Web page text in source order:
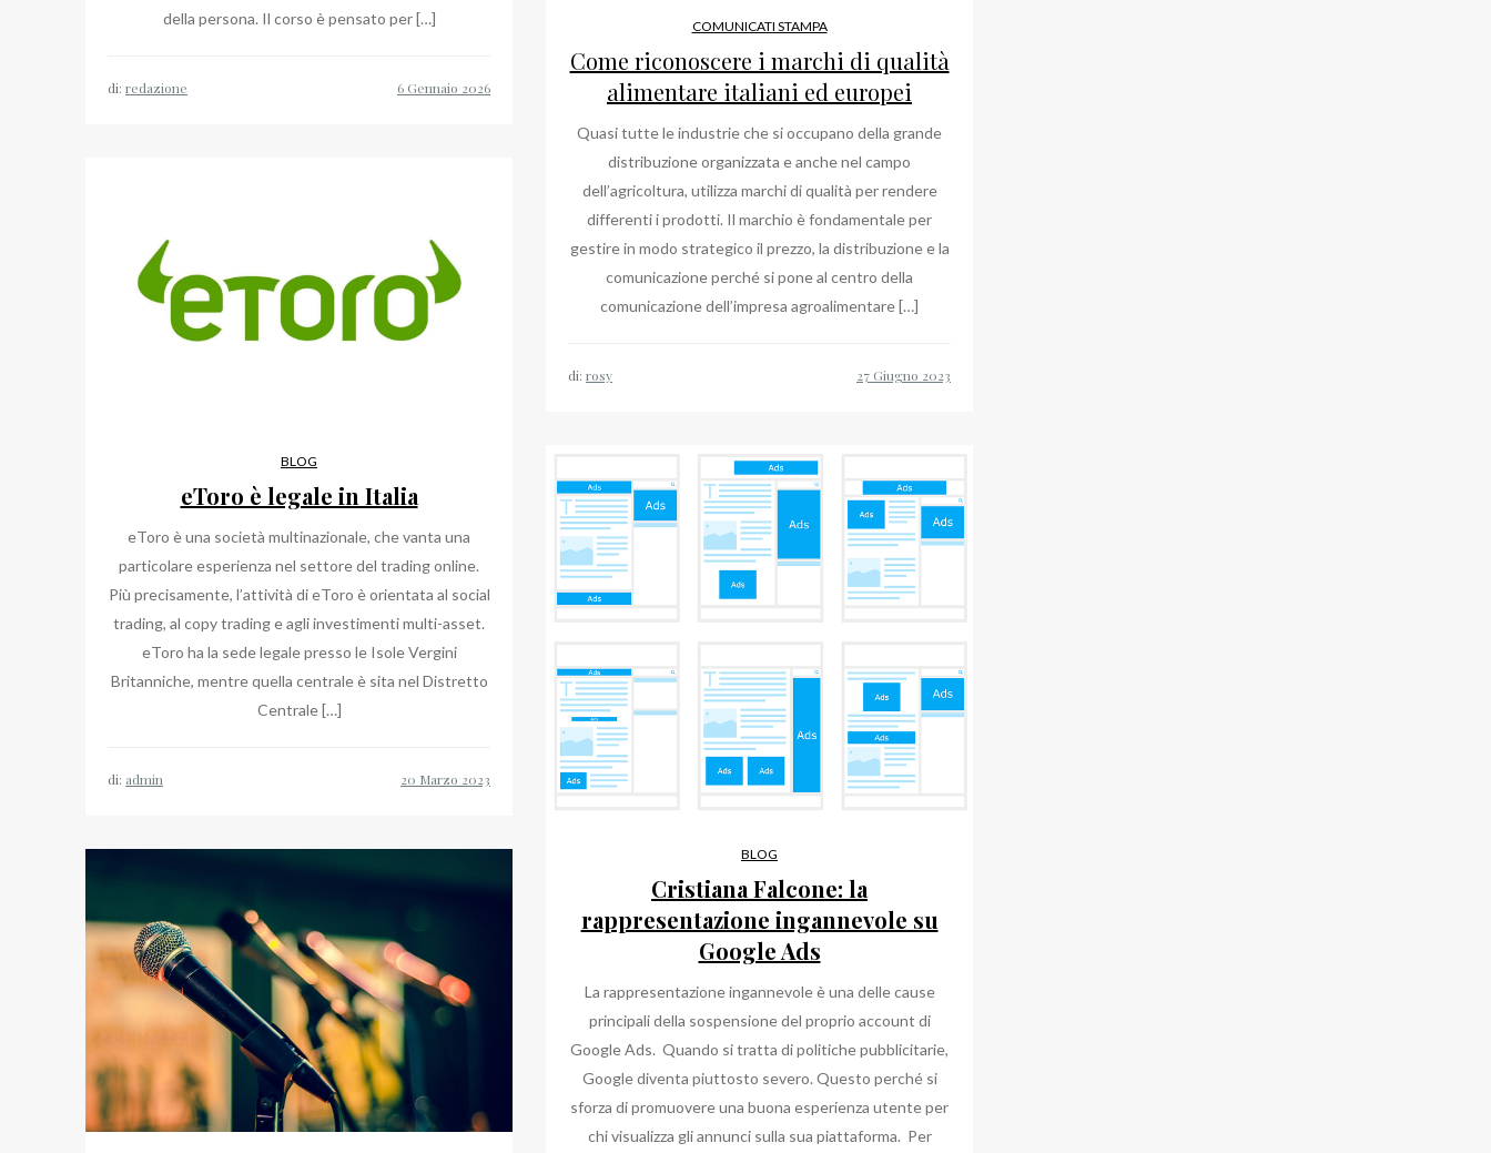
della persona. Il corso è pensato per […]
di: redazione
COMUNICATI STAMPA
Come riconoscere i marchi di qualità
alimentare italiani ed europei
Quasi tutte le industrie che si occupano della grande
distribuzione organizzata e anche nel campo
dell’agricoltura, utilizza marchi di qualità per rendere
differenti i prodotti. Il marchio è fondamentale per
gestire in modo strategico il prezzo, la distribuzione e la
comunicazione perché si pone al centro della
comunicazione dell’impresa agroalimentare […]
di: rosy
BLOG
eToro è legale in Italia
eToro è una società multinazionale, che vanta una
particolare esperienza nel settore del trading online.
Più precisamente, l’attività di eToro è orientata al social
trading, al copy trading e agli investimenti multi-asset.
eToro ha la sede legale presso le Isole Vergini
Britanniche, mentre quella centrale è sita nel Distretto
Centrale […]
di: admin
BLOG
Cristiana Falcone: la
rappresentazione ingannevole su
Google Ads
La rappresentazione ingannevole è una delle cause
principali della sospensione del proprio account di
Google Ads. Quando si tratta di politiche pubblicitarie,
Google diventa piuttosto severo. Questo perché si
sforza di promuovere una buona esperienza utente per
chi visualizza gli annunci sulla sua piattaforma. Per